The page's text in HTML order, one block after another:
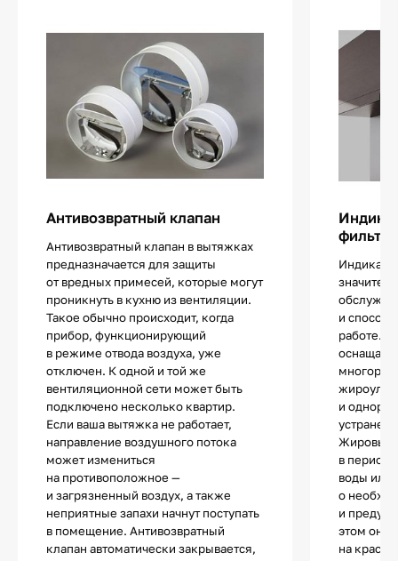
Антивозвратный клапан
Антивозвратный клапан в вытяжках
предназначается для защиты
от вредных примесей, которые могут
проникнуть в кухню из вентиляции.
Такое обычно происходит, когда
прибор, функционирующий
в режиме отвода воздуха, уже
отключен. К одной и той же
вентиляционной сети может быть
подключено несколько квартир.
Если ваша вытяжка не работает,
направление воздушного потока
может измениться
на противоположное —
и загрязненный воздух, а также
неприятные запахи начнут поступать
в помещение. Антивозвратный
клапан автоматически закрывается,
фильтра
и
работе.
и
Жировые
в
воды или
о
и
этом он
на